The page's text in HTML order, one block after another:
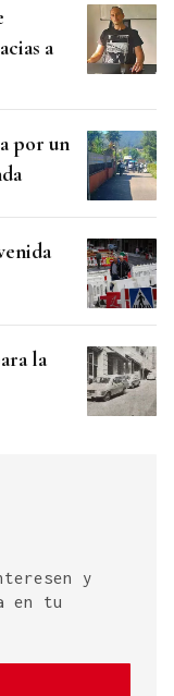
a
por un
la
y
en tu